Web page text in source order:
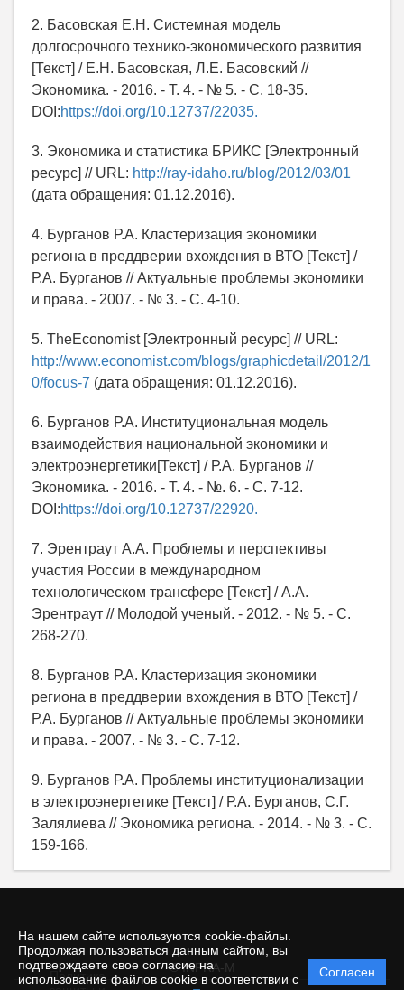
На нашем сайте используются cookie-файлы.
Продолжая пользоваться данным сайтом, вы
подтверждаете свое согласие на
использование файлов cookie в соответствии с
Согласен
2. Басовская Е.Н. Системная модель
долгосрочного технико-экономического развития
[Текст] / Е.Н. Басовская, Л.Е. Басовский //
Экономика. - 2016. - Т. 4. - № 5. - C. 18-35.
DOI:https://doi.org/10.12737/22035.
3. Экономика и статистика БРИКС [Электронный
ресурс] // URL: http://ray-idaho.ru/blog/2012/03/01
(дата обращения: 01.12.2016).
4. Бурганов Р.А. Кластеризация экономики
региона в преддверии вхождения в ВТО [Текст] /
Р.А. Бурганов // Актуальные проблемы экономики
и права. - 2007. - № 3. - С. 4-10.
5. TheEconomist [Электронный ресурс] // URL:
http://www.economist.com/blogs/graphicdetail/2012/1
0/focus-7 (дата обращения: 01.12.2016).
6. Бурганов Р.А. Институциональная модель
взаимодействия национальной экономики и
электроэнергетики[Текст] / Р.А. Бурганов //
Экономика. - 2016. - Т. 4. - №. 6. - C. 7-12.
DOI:https://doi.org/10.12737/22920.
7. Эрентраут А.А. Проблемы и перспективы
участия России в международном
технологическом трансфере [Текст] / А.А.
Эрентраут // Молодой ученый. - 2012. - № 5. - С.
268-270.
8. Бурганов Р.А. Кластеризация экономики
региона в преддверии вхождения в ВТО [Текст] /
Р.А. Бурганов // Актуальные проблемы экономики
и права. - 2007. - № 3. - С. 7-12.
9. Бурганов Р.А. Проблемы институционализации
в электроэнергетике [Текст] / Р.А. Бурганов, С.Г.
Залялиева // Экономика региона. - 2014. - № 3. - С.
159-166.
© INFRA-M
Политика